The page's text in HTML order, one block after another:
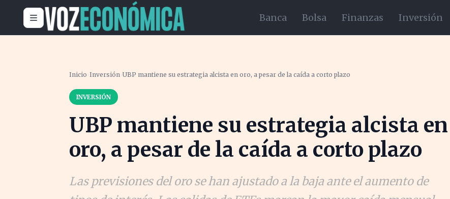
Banca Bolsa Finanzas Inversión
Inicio ›Inversión›UBP mantiene su estrategia alcista en oro, a pesar de la caída a corto plazo
INVERSIÓN
UBP mantiene su estrategia alcista en
oro, a pesar de la caída a corto plazo
Las previsiones del oro se han ajustado a la baja ante el aumento de